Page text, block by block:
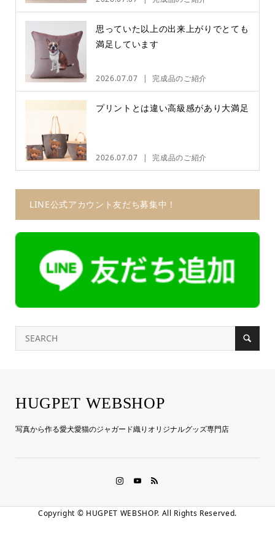
思っていた以上の出来上がりでとても
満足しています
2026.07.07 完成品のご紹介
プリントとは違い高級感があり大満足
2026.07.07 完成品のご紹介
LINE公式アカウント友だち募集中！
HUGPET WEBSHOP
写真から作る愛犬愛猫のジャガード織りオリジナルグッズ専門店
Copyright © HUGPET WEBSHOP. All Rights Reserved.